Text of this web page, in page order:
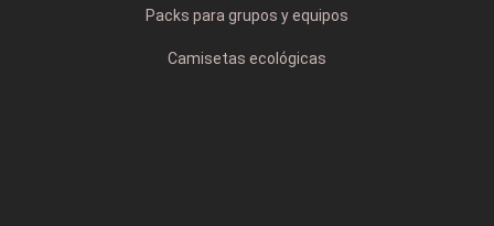
Packs para grupos y equipos
Camisetas ecológicas